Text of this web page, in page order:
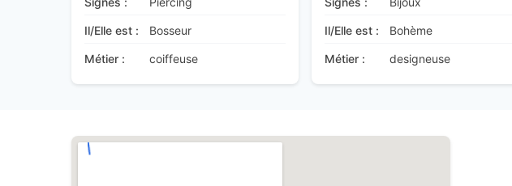
Il/Elle est : Bosseur
Métier : coiffeuse
Il/Elle est : Bohème
Métier : designeuse